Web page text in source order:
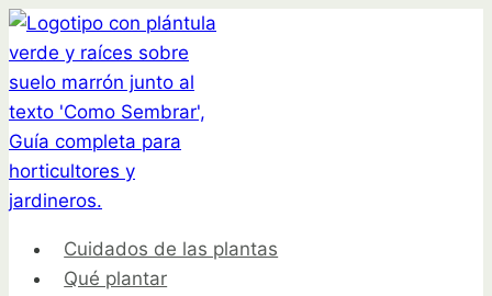
Saltar
al
contenido
Cuidados de las plantas
Qué plantar